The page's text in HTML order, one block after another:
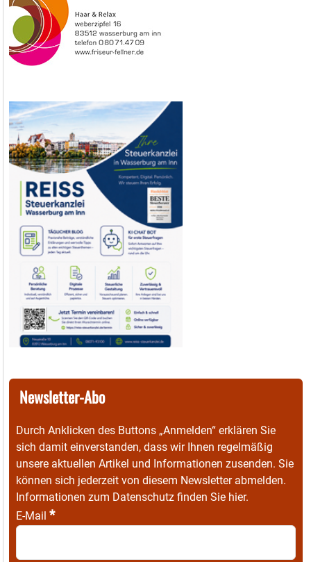
Newsletter-Abo
Durch Anklicken des Buttons „Anmelden“ erklären Sie
sich damit einverstanden, dass wir Ihnen regelmäßig
unsere aktuellen Artikel und Informationen zusenden. Sie
können sich jederzeit von diesem Newsletter abmelden.
Informationen zum Datenschutz finden Sie hier.
E-Mail *